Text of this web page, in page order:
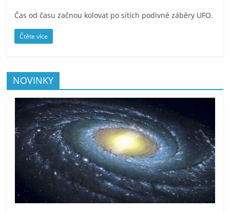
Čas od času začnou kolovat po sítích podivné záběry UFO.
Čtěte více
NOVINKY